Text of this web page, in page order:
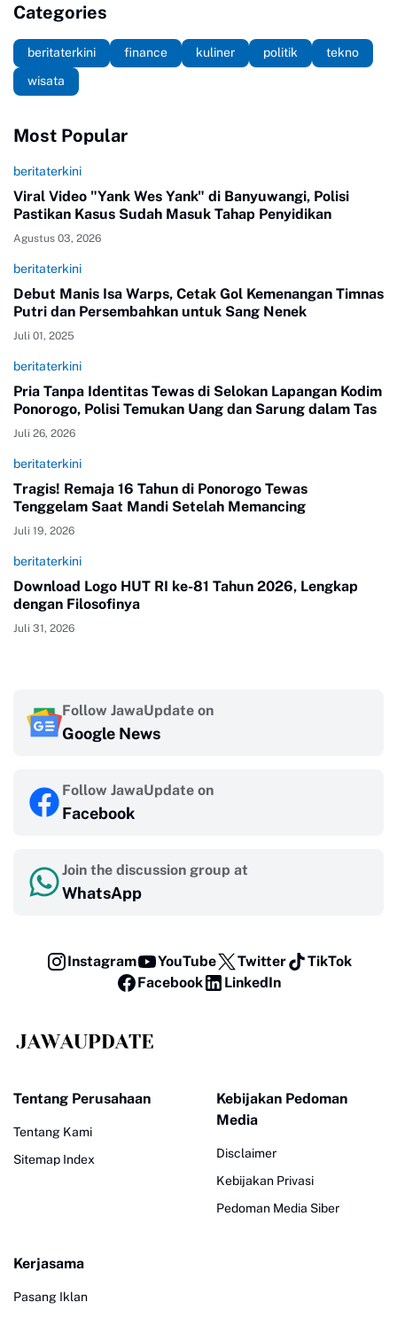
Categories
beritaterkini finance kuliner politik
tekno
wisata
Most Popular
beritaterkini
Viral Video "Yank Wes Yank" di Banyuwangi, Polisi
Pastikan Kasus Sudah Masuk Tahap Penyidikan
Agustus 03, 2026
beritaterkini
Debut Manis Isa Warps, Cetak Gol Kemenangan Timnas
Putri dan Persembahkan untuk Sang Nenek
Juli 01, 2025
beritaterkini
Pria Tanpa Identitas Tewas di Selokan Lapangan Kodim
Ponorogo, Polisi Temukan Uang dan Sarung dalam Tas
Juli 26, 2026
beritaterkini
Tragis! Remaja 16 Tahun di Ponorogo Tewas
Tenggelam Saat Mandi Setelah Memancing
Juli 19, 2026
beritaterkini
Download Logo HUT RI ke-81 Tahun 2026, Lengkap
dengan Filosofinya
Juli 31, 2026
Follow JawaUpdate on
Google News
Follow JawaUpdate on
Facebook
Join the discussion group at
WhatsApp
Instagram YouTube Twitter
TikTok
Facebook
LinkedIn
Tentang Perusahaan
Tentang Kami
Sitemap Index
Kebijakan Pedoman
Media
Disclaimer
Kebijakan Privasi
Pedoman Media Siber
Kerjasama
Pasang Iklan